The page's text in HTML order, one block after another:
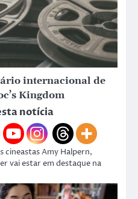
internacional de
Kingdom
notícia
cineastas Amy Halpern,
vai estar em destaque na